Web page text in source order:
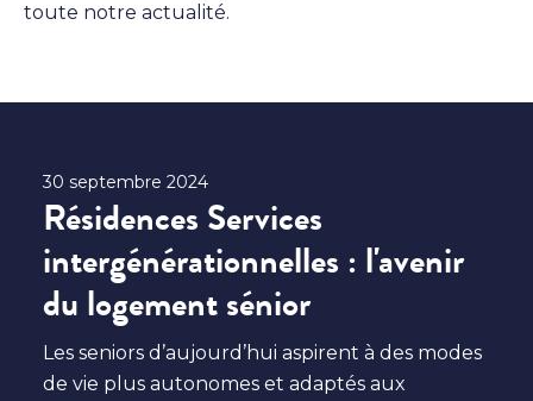
toute notre actualité.
30 septembre 2024
Résidences Services
intergénérationnelles : l'avenir
du logement sénior
Les seniors d’aujourd’hui aspirent à des modes
de vie plus autonomes et adaptés aux